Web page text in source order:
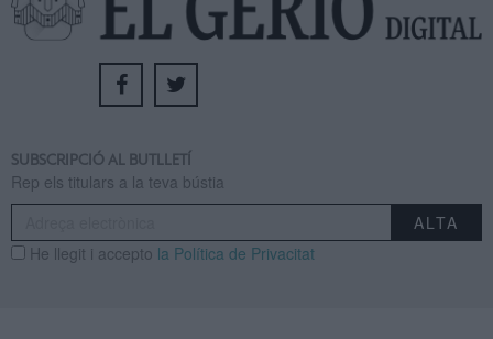
SUBSCRIPCIÓ AL BUTLLETÍ
Rep els titulars a la teva bústia
He llegit i accepto la Política de Privacitat